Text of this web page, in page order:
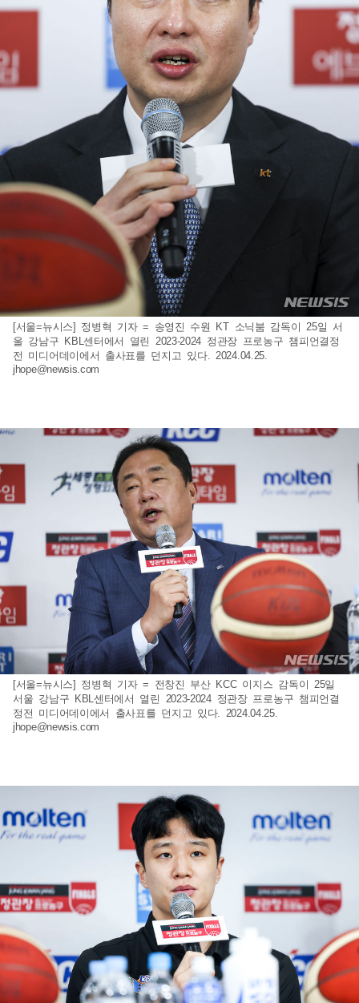
[서울=뉴시스] 정병혁 기자 = 송영진 수원 KT 소닉붐 감독이 25일 서
울 강남구 KBL센터에서 열린 2023-2024 정관장 프로농구 챔피언결정
전 미디어데이에서 출사표를 던지고 있다. 2024.04.25.
jhope@newsis.com
[서울=뉴시스] 정병혁 기자 = 전창진 부산 KCC 이지스 감독이 25일
서울 강남구 KBL센터에서 열린 2023-2024 정관장 프로농구 챔피언결
정전 미디어데이에서 출사표를 던지고 있다. 2024.04.25.
jhope@newsis.com